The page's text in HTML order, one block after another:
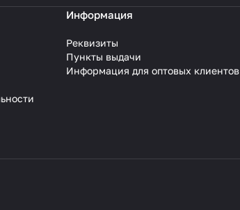
Информация
Реквизиты
Пункты выдачи
Информация для оптовых клиентов